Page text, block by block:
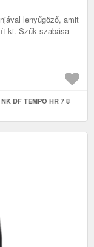
lenyűgöző, amit
ki. Szűk szabása
DF TEMPO HR 7 8